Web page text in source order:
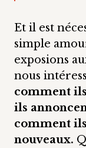
Et il est
simple
exposions
nous
comment
ils
comment
nouveaux.